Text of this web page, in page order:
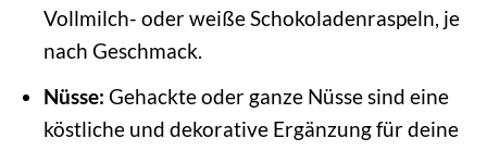
Vollmilch- oder weiße Schokoladenraspeln, je
nach Geschmack.
Nüsse: Gehackte oder ganze Nüsse sind eine
köstliche und dekorative Ergänzung für deine